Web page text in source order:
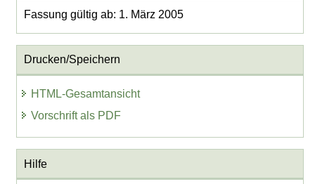
Fassung gültig ab: 1. März 2005
Drucken/Speichern
HTML-Gesamtansicht
Vorschrift als PDF
Hilfe